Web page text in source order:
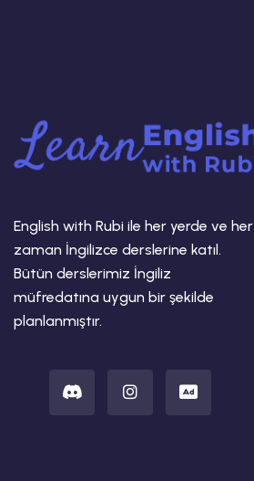
English with Rubi ile her yerde ve her
zaman İngilizce derslerine katıl.
Bütün derslerimiz İngiliz
müfredatına uygun bir şekilde
planlanmıştır.